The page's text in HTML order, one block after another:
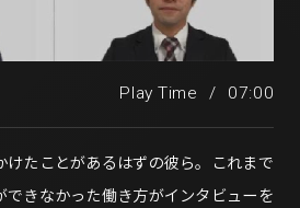
Play Time / 07:00
けたことがあるはずの彼ら。これまで
できなかった働き方がインタビューを